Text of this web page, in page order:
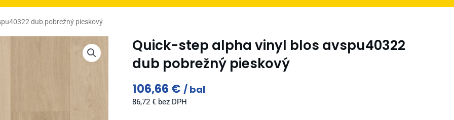
dub pobrežný pieskový
Quick-step alpha vinyl blos avspu40322
dub pobrežný pieskový
106,66 € bal
86,72 € bez DPH